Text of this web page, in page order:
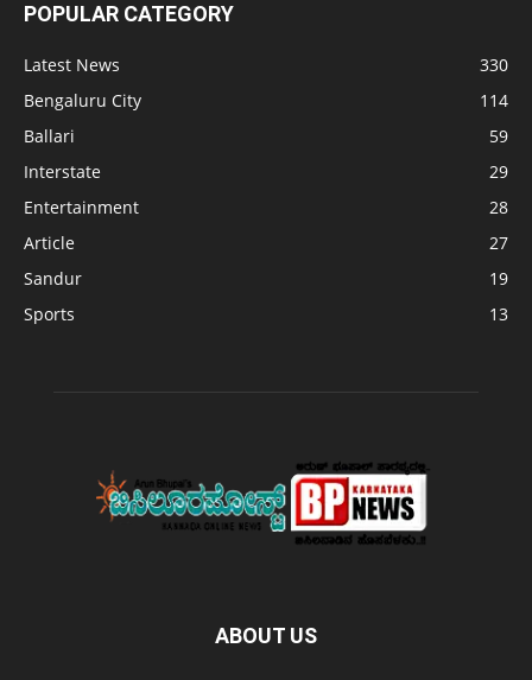
POPULAR CATEGORY
Latest News
330
Bengaluru City
114
Ballari
59
Interstate
29
Entertainment
28
Article
27
Sandur
19
Sports
13
ABOUT US